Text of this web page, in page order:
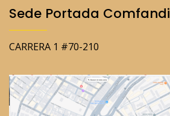
Sede Portada Comfandi
CARRERA 1 #70-210